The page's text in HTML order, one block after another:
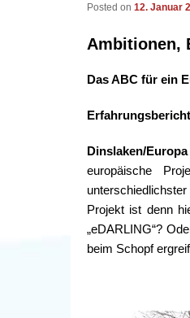
Posted on 12. Januar
Ambitionen,
Das ABC für ein
Dinslaken/
europäische
Projekt ist denn
„eDARLING“?
beim Schopf